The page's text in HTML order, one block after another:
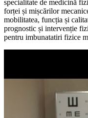
specialitate de medicină
forței și mișcărilor
mobilitatea, funcția și
prognostic și intervenție
pentru imbunatatiri fizice